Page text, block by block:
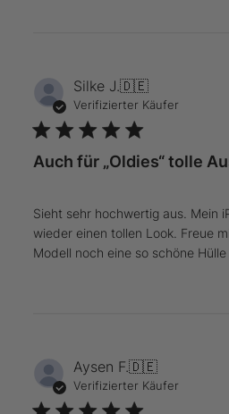
Wed
Nov
17
Silke J.🇩🇪
Verifizierter Käufer
Auch für „Oldies“ tolle
Sieht sehr hochwertig aus. Mein
wieder einen tollen Look. Freue
Modell noch eine so schöne
Aysen F.🇩🇪
Verifizierter Käufer